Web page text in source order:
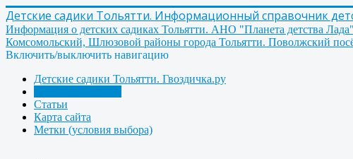
Детские садики Тольятти. Информационный справочник
Информация о детских садиках Тольятти. АНО "Планета детства
Комсомольский, Шлюзовой районы города Тольятти. Поволжский
Включить/выключить навигацию
Детские садики Тольятти. Гвоздичка.ру
Статьи
Карта сайта
Метки (условия выбора)